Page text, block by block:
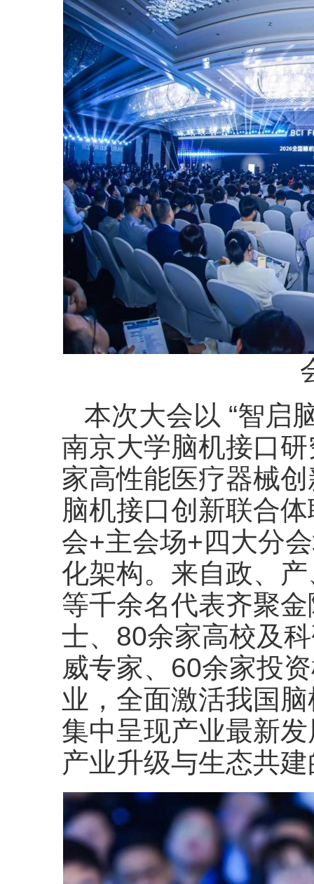
本次大会以 “智启
南京大学脑机接口
家高性能医疗器械
脑机接口创新联合
会+主会场+四大分
化架构。来自政、
等千余名代表齐聚
士、80余家高校及
威专家、60余家投
业，全面激活我国
集中呈现产业最新
产业升级与生态共